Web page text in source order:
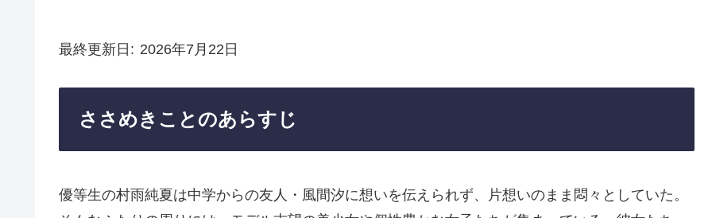
最終更新日 2026年7月22日
ささめきことのあらすじ
優等生の村雨純夏は中学からの友人・風間汐に想いを伝えられず、片想いのまま悶々としていた。